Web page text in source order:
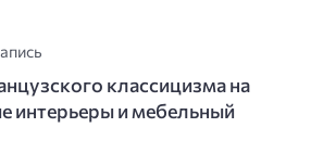
классицизма на
интерьеры и мебельный